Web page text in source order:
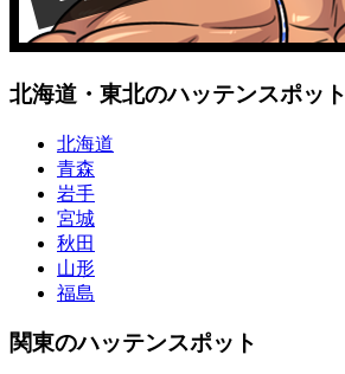
北海道・東北のハッテンスポット
北海道
青森
岩手
宮城
秋田
山形
福島
関東のハッテンスポット